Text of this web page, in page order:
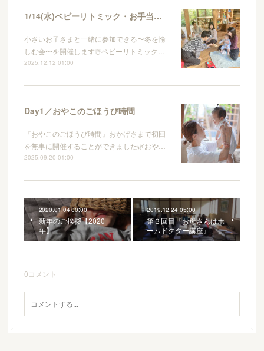
1/14(水)ベビーリトミック・お手当て・ランチの会
小さいお子さまと一緒に参加できる〜冬を愉
しむ会〜を開催します☃️ベビーリトミック…
2025.12.12 01:00
Day1／おやこのごほうび時間
『おやこのごほうび時間』おかげさまで初回
を無事に開催することができました🌿おや…
2025.09.20 01:00
2020.01.04 00:00
新年のご挨拶【2020
年】
2019.12.24 05:00
第３回目『お母さんはホ
ームドクター講座』
0コメント